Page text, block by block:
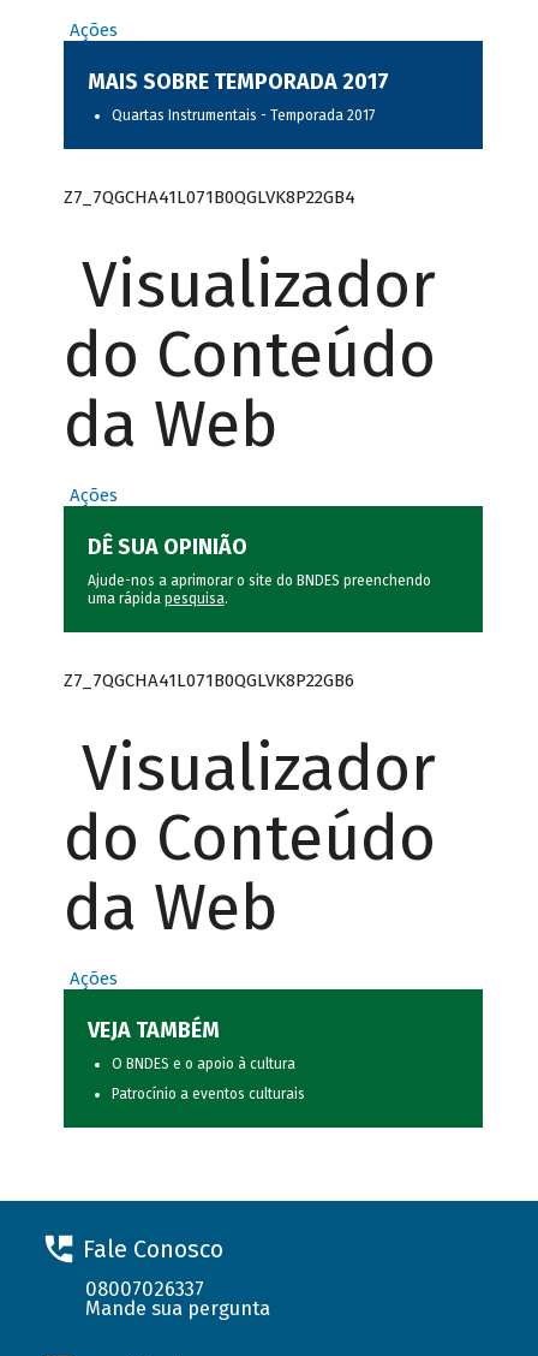
Ações
MAIS SOBRE TEMPORADA 2017
Quartas Instrumentais - Temporada 2017
Z7_7QGCHA41L071B0QGLVK8P22GB4
Visualizador
do Conteúdo
da Web
Ações
DÊ SUA OPINIÃO
Ajude-nos a aprimorar o site do BNDES preenchendo
uma rápida pesquisa.
Z7_7QGCHA41L071B0QGLVK8P22GB6
Visualizador
do Conteúdo
da Web
Ações
VEJA TAMBÉM
O BNDES e o apoio à cultura
Patrocínio a eventos culturais
Fale Conosco
08007026337
Mande sua pergunta